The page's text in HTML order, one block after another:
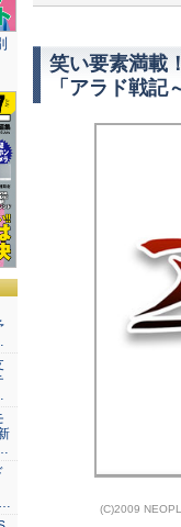
笑い要素満
「アラド戦記
(C)2009